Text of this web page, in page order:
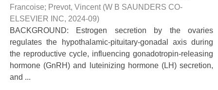
Francoise; Prevot, Vincent (W B SAUNDERS CO-
ELSEVIER INC, 2024-09)
BACKGROUND: Estrogen secretion by the ovaries
regulates the hypothalamic-pituitary-gonadal axis during
the reproductive cycle, influencing gonadotropin-releasing
hormone (GnRH) and luteinizing hormone (LH) secretion,
and ...